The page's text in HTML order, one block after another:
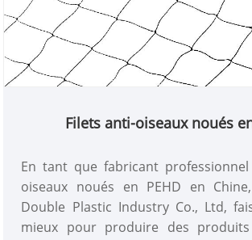
Filets anti-oiseaux noués
En tant que fabricant
oiseaux noués en PEHD en
Double Plastic Industry Co., Ltd,
mieux pour produire des